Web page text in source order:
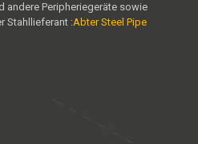
andere Peripheriegeräte sowie
Stahllieferant :Abter Steel Pipe